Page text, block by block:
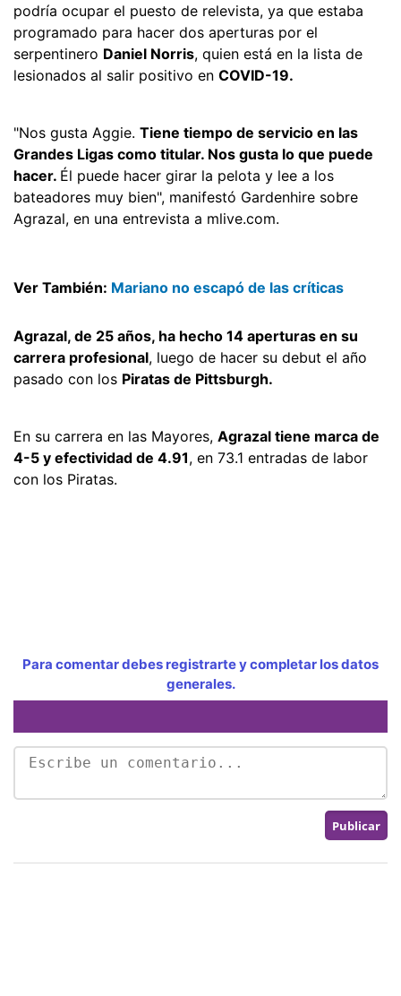
podría ocupar el puesto de relevista, ya que estaba
programado para hacer dos aperturas por el
serpentinero Daniel Norris, quien está en la lista de
lesionados al salir positivo en COVID-19.
"Nos gusta Aggie. Tiene tiempo de servicio en las
Grandes Ligas como titular. Nos gusta lo que puede
hacer. Él puede hacer girar la pelota y lee a los
bateadores muy bien", manifestó Gardenhire sobre
Agrazal, en una entrevista a mlive.com.
Ver También: Mariano no escapó de las críticas
Agrazal, de 25 años, ha hecho 14 aperturas en su
carrera profesional, luego de hacer su debut el año
pasado con los Piratas de Pittsburgh.
En su carrera en las Mayores, Agrazal tiene marca de
4-5 y efectividad de 4.91, en 73.1 entradas de labor
con los Piratas.
Para comentar debes registrarte y completar los datos
generales.